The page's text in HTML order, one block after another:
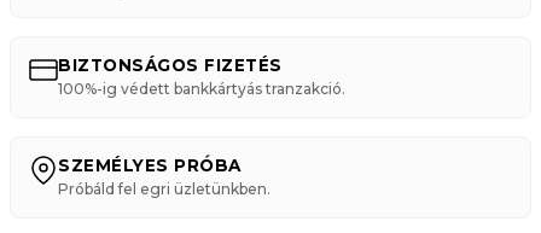
BIZTONSÁGOS FIZETÉS
100%-ig védett bankkártyás tranzakció.
SZEMÉLYES PRÓBA
Próbáld fel egri üzletünkben.